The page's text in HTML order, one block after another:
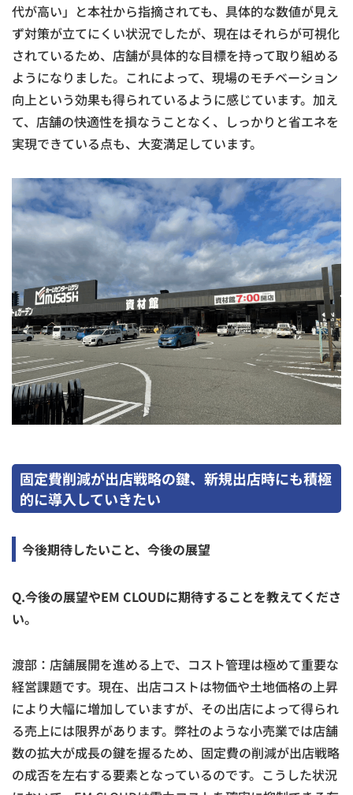
代が高い」と本社から指摘されても、具体的な数値が見え
ず対策が立てにくい状況でしたが、現在はそれらが可視化
されているため、店舗が具体的な目標を持って取り組める
ようになりました。これによって、現場のモチベーション
向上という効果も得られているように感じています。加え
て、店舗の快適性を損なうことなく、しっかりと省エネを
実現できている点も、大変満足しています。
固定費削減が出店戦略の鍵、新規出店時にも積極
的に導入していきたい
今後期待したいこと、今後の展望
Q.今後の展望やEM CLOUDに期待することを教えてくださ
い。
渡部：店舗展開を進める上で、コスト管理は極めて重要な
経営課題です。現在、出店コストは物価や土地価格の上昇
により大幅に増加していますが、その出店によって得られ
る売上には限界があります。弊社のような小売業では店舗
数の拡大が成長の鍵を握るため、固定費の削減が出店戦略
の成否を左右する要素となっているのです。こうした状況